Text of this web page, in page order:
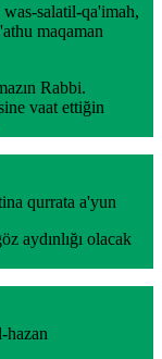
salatil-qa'imah,
maqaman
Rabbi.
vaat ettiğin
qurrata a'yun
aydınlığı olacak
hazan